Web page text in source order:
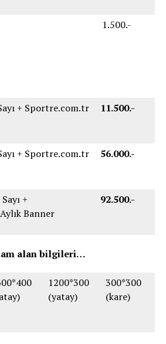
1.500.-
+ Sportre.com.tr
11.500.-
+ Sportre.com.tr
56.000.-
+
Banner
92.500.-
alan bilgileri…
1200*300
(yatay)
300*300
(kare)